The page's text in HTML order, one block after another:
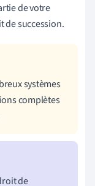
de votre
de succession.
systèmes
complètes
de